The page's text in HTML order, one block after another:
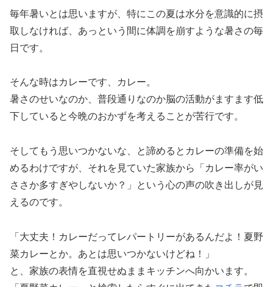
毎年暑いとは思いますが、特にこの夏は水分を意識的に摂
取しなければ、あっという間に体調を崩すような暑さの毎
日です。
そんな時はカレーです、カレー。
暑さのせいなのか、普段通りなのか脳の活動がますます低
下していると今晩のおかずを考えることが苦行です。
そしてもう思いつかないな、と諦めるとカレーの準備を始
めるわけですが、それを見ていた家族から「カレー率がい
ささか多すぎやしないか？」という心の声の吹き出しが見
えるのです。
「大丈夫！カレーだってレパートリーがあるんだよ！夏野
菜カレーとか。あとは思いつかないけどね！」
と、家族の表情を直視せぬままキッチンへ向かいます。